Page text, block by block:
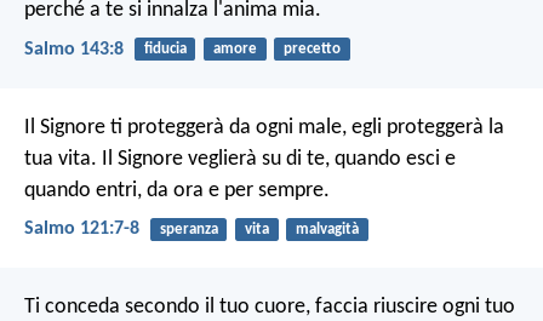
perché a te si innalza l'anima mia.
Salmo 143:8 fiducia amore precetto
Il Signore ti proteggerà da ogni male, egli proteggerà la
tua vita. Il Signore veglierà su di te, quando esci e
quando entri, da ora e per sempre.
Salmo 121:7-8 speranza vita malvagità
Ti conceda secondo il tuo cuore, faccia riuscire ogni tuo